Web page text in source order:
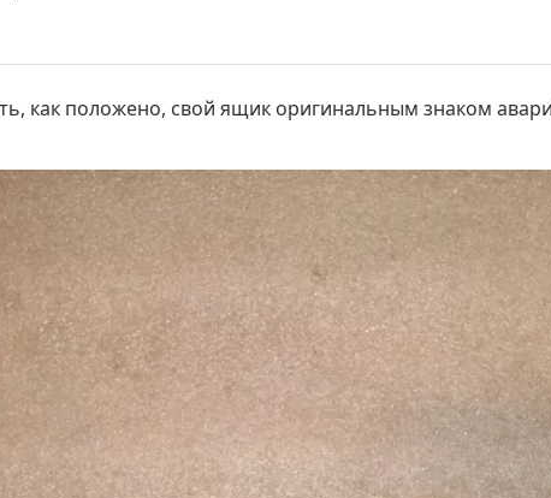
как положено, свой ящик оригинальным знаком